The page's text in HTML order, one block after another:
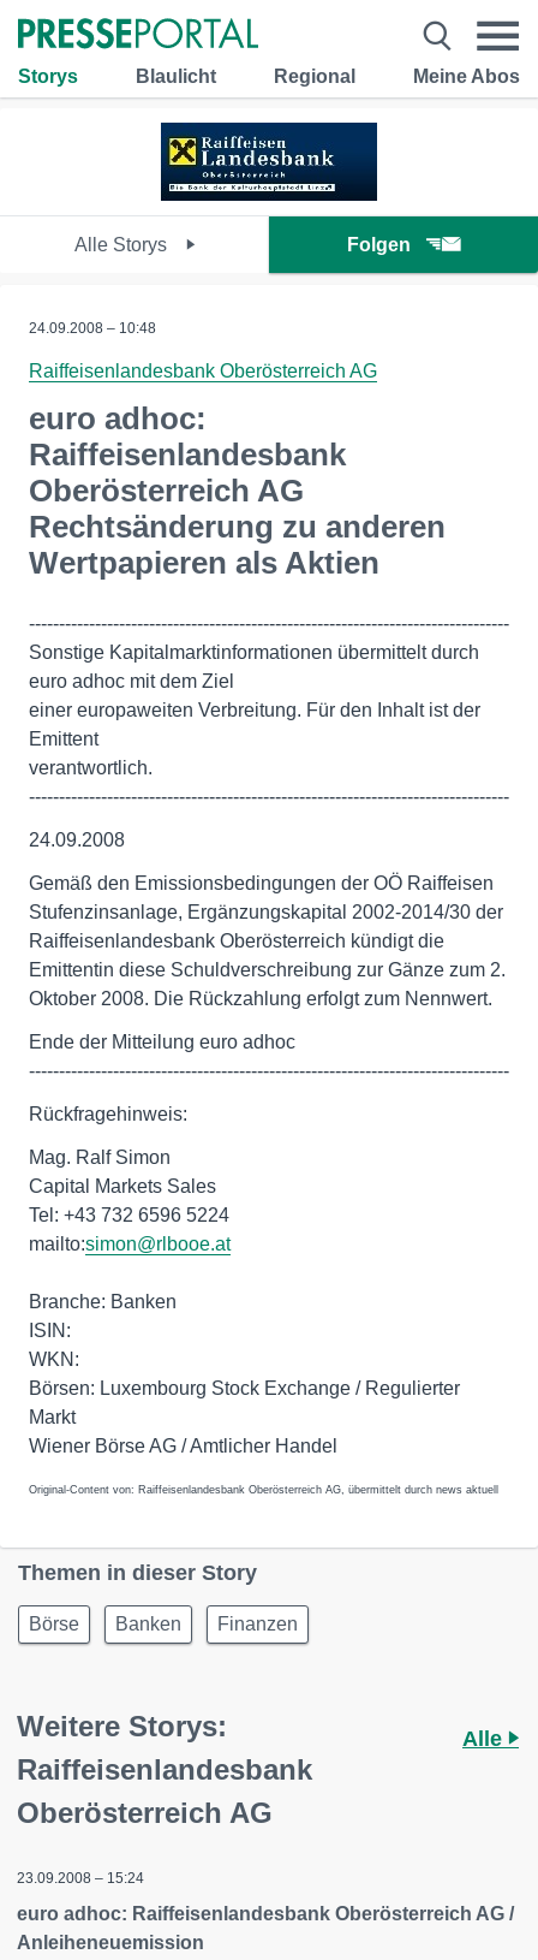
Storys Blaulicht Regional Meine Abos
Alle Storys Folgen
24.09.2008 – 10:48
Raiffeisenlandesbank Oberösterreich AG
euro adhoc:
Raiffeisenlandesbank
Oberösterreich AG
Rechtsänderung zu anderen
Wertpapieren als Aktien
--------------------------------------------------------------------------------
Sonstige Kapitalmarktinformationen übermittelt durch
euro adhoc mit dem Ziel
einer europaweiten Verbreitung. Für den Inhalt ist der
Emittent
verantwortlich.
--------------------------------------------------------------------------------
24.09.2008
Gemäß den Emissionsbedingungen der OÖ Raiffeisen
Stufenzinsanlage, Ergänzungskapital 2002-2014/30 der
Raiffeisenlandesbank Oberösterreich kündigt die
Emittentin diese Schuldverschreibung zur Gänze zum 2.
Oktober 2008. Die Rückzahlung erfolgt zum Nennwert.
Ende der Mitteilung euro adhoc
--------------------------------------------------------------------------------
Rückfragehinweis:
Mag. Ralf Simon
Capital Markets Sales
Tel: +43 732 6596 5224
mailto:simon@rlbooe.at
Branche: Banken
ISIN:
WKN:
Börsen: Luxembourg Stock Exchange / Regulierter
Markt
Wiener Börse AG / Amtlicher Handel
Original-Content von: Raiffeisenlandesbank Oberösterreich AG, übermittelt durch news aktuell
Themen in dieser Story
Börse Banken Finanzen
Weitere Storys:
Raiffeisenlandesbank
Oberösterreich AG
Alle
23.09.2008 – 15:24
euro adhoc: Raiffeisenlandesbank Oberösterreich AG /
Anleiheneuemission